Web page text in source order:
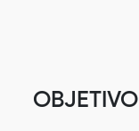
OBJETIVO